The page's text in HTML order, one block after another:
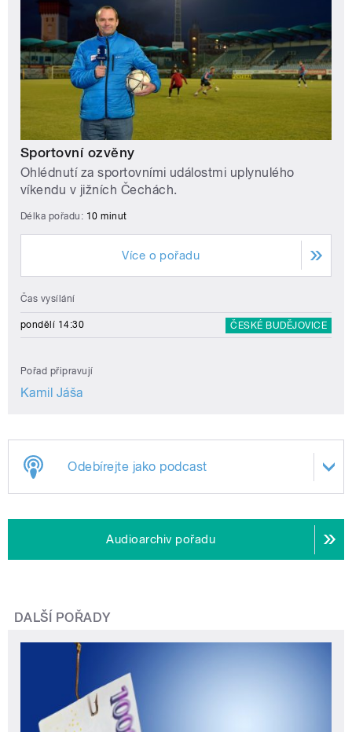
Sportovní ozvěny
Ohlédnutí za sportovními událostmi uplynulého
víkendu v jižních Čechách.
Délka pořadu: 10 minut
Více o pořadu
Čas vysílání
pondělí 14:30 ČESKÉ BUDĚJOVICE
Pořad připravují
Kamil Jáša
Odebírejte jako podcast
Audioarchiv pořadu
DALŠÍ POŘADY